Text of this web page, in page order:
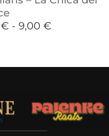
€ - 9,00 €